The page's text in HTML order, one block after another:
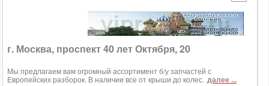
г. Москва, проспект 40 лет Октября, 20
Мы предлагаем вам огромный ассортимент б/у запчастей с
Европейских разборок. В наличии все от крыши до колес. далее ...